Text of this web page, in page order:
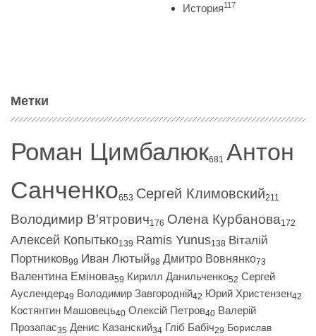
История117
Метки
Роман Цимбалюк681 Антон
Санченко653 Сергей Климовский211
Володимир В’ятрович176 Олена Курбанова172
Алексей Копытько139 Ramis Yunus138 Віталій
Портников99 Иван Лютый98 Дмитро Вовнянко73
Валентина Емінова59 Кирилл Данильченко52 Сергей
Ауслендер49 Володимир Завгородній42 Юрий Христензен42
Костянтин Машовець40 Олексій Петров40 Валерій
Прозапас35 Денис Казанский34 Гліб Бабіч29 Борислав